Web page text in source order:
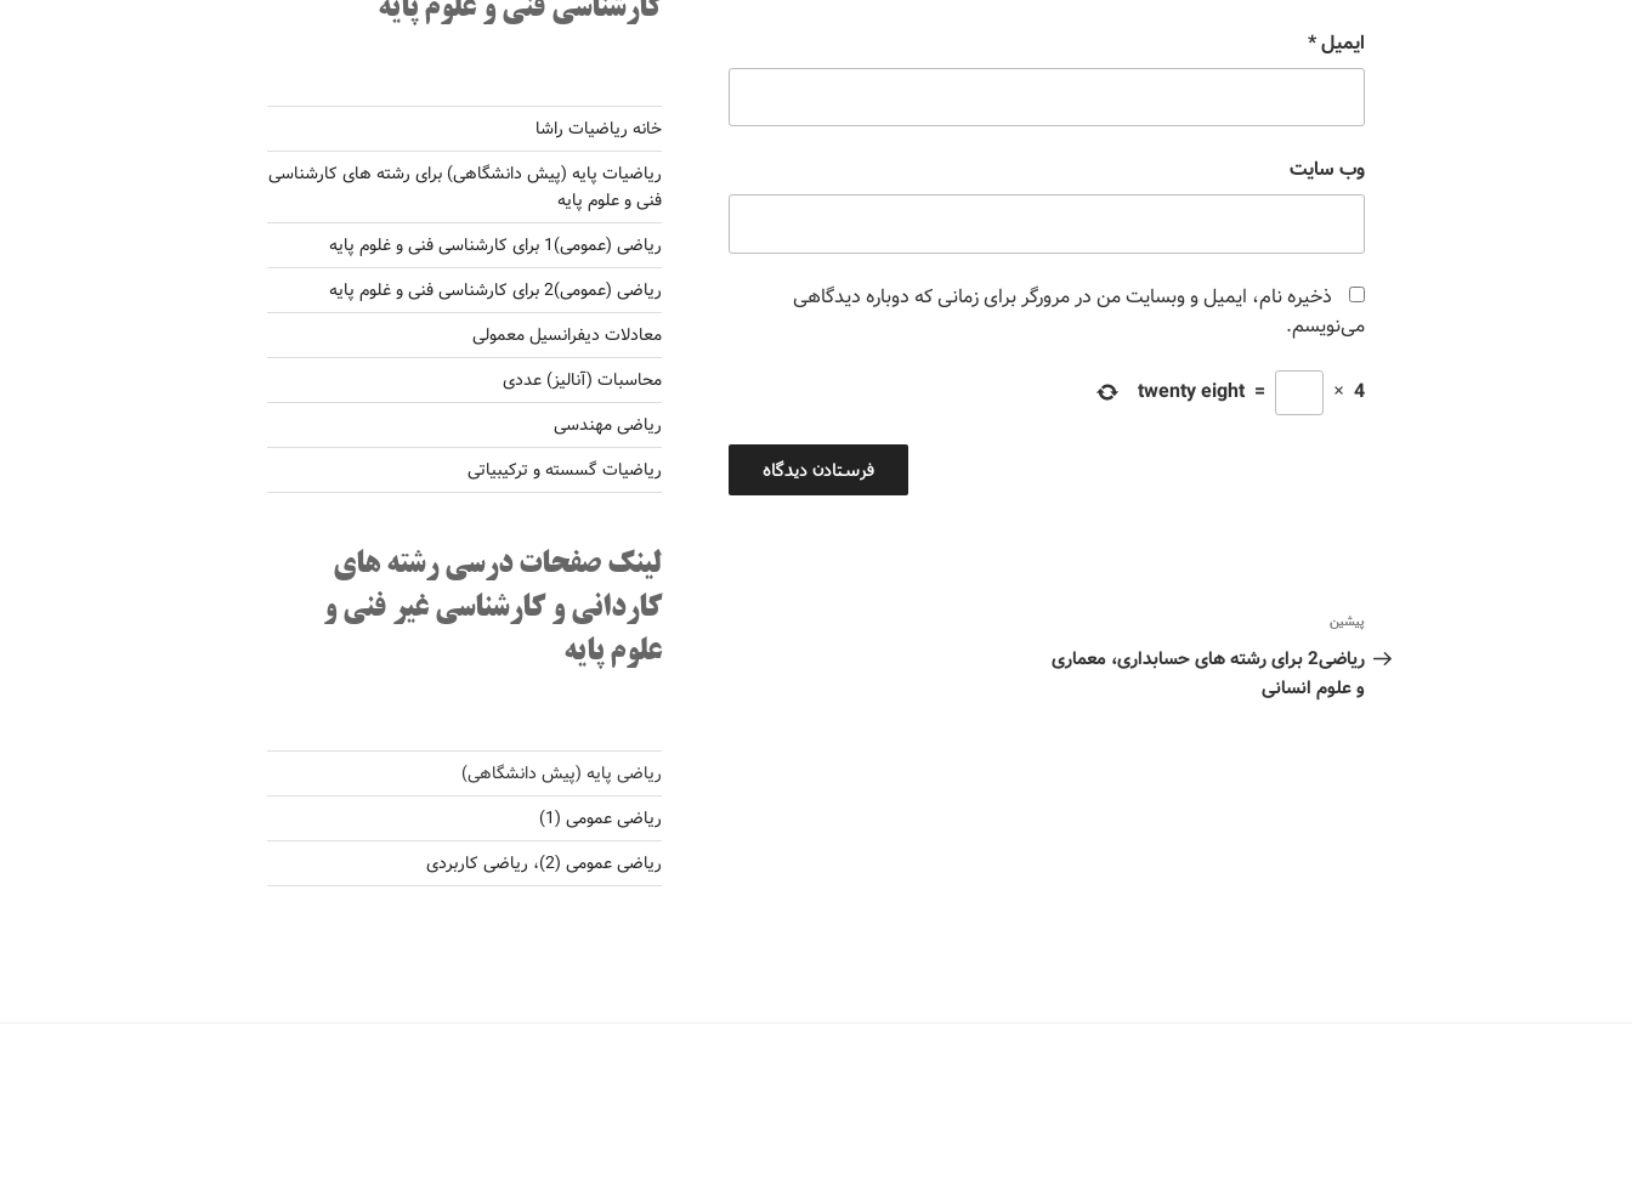
ایمیل*
وب‌ سایت
ذخیره نام، ایمیل و وبسایت من در مرورگر برای زمانی که دوباره دیدگاهی
می‌نویسم.
4
×
=
twenty eight
پیشین
ریاضی2 برای رشته های حسابداری، معماری
و علوم انسانی
کارشناسی فنی و علوم پایه
خانه ریاضیات راشا
ریاضیات پایه (پیش دانشگاهی) برای رشته های کارشناسی
فنی و علوم پایه
ریاضی (عمومی)1 برای کارشناسی فنی و غلوم پایه
ریاضی (عمومی)2 برای کارشناسی فنی و غلوم پایه
معادلات دیفرانسیل معمولی
محاسبات (آنالیز) عددی
ریاضی مهندسی
ریاضیات گسسته و ترکیبیاتی
لینک صفحات درسی رشته های
کاردانی و کارشناسی غیر فنی و
علوم پایه
ریاضی پایه (پیش دانشگاهی)
ریاضی عمومی (1)
ریاضی عمومی (2)، ریاضی کاربردی